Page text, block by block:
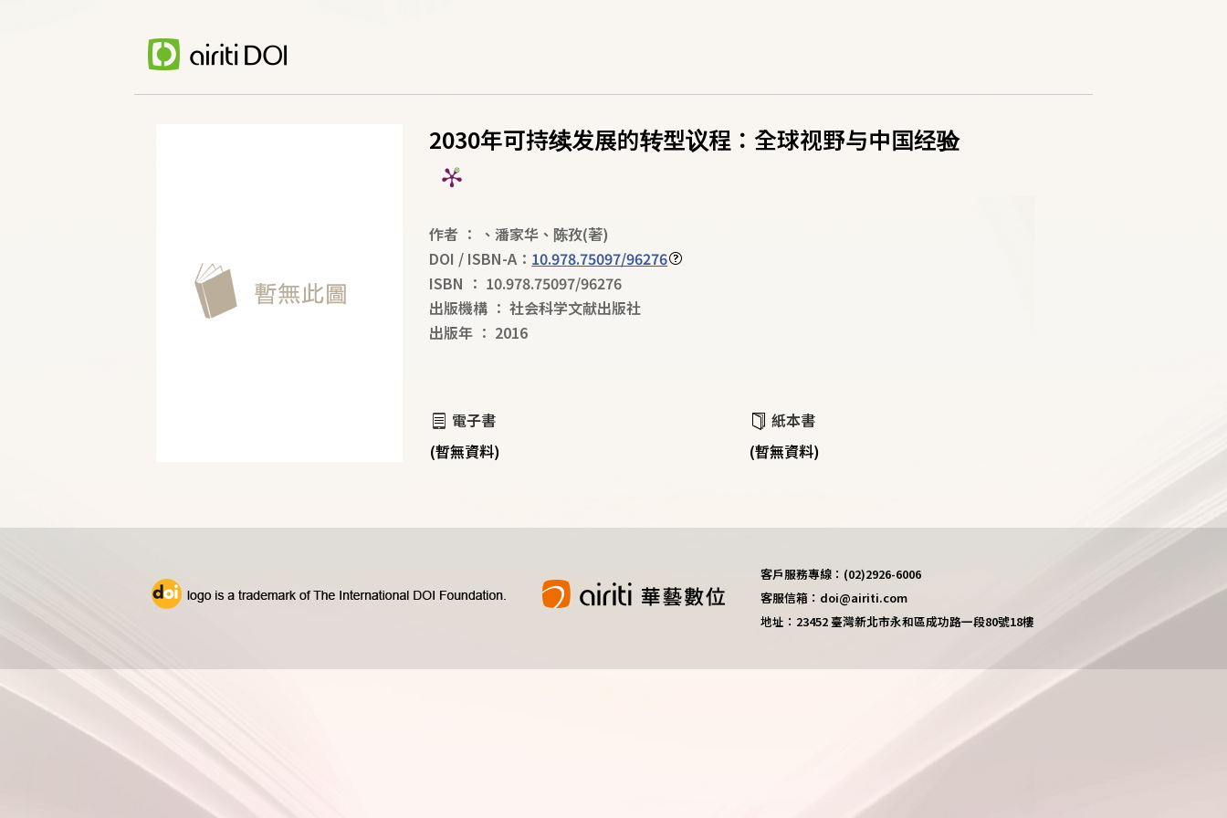
2030年可持续发展的转型议程：全球视野与中国经验
作者 ： 、 潘家华 、 陈孜(著)
DOI / ISBN-A： 10.978.75097/96276
ISBN ： 10.978.75097/96276
出版機構 ： 社会科学文献出版社
出版年 ： 2016
電子書
(暫無資料)
紙本書
(暫無資料)
客戶服務專線：(02)2926-6006
客服信箱：doi@airiti.com
地址：23452 臺灣新北市永和區成功路一段80號18樓